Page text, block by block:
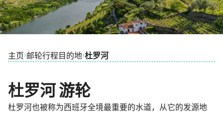
主页›邮轮行程目的地›杜罗河
杜罗河 游轮
杜罗河也被称为西班牙全境最重要的水道，从它的发源地